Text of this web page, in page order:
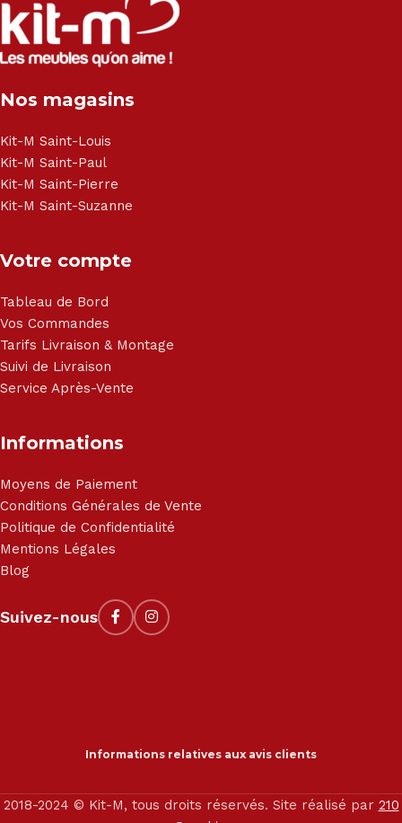
Canapé lit - Cuisine sur-mesure - Fauteuil - Armoire - Table
et chaise - Meuble de salle de bain - Literie - Lit - Bureau -
Électroménager - Télévision led - Réfrigérateur -
- Matelas - Hifi Hitachi, LG, Sharp, Philips, Bosh, Moulinex,
Haier, Sony, Cecotec, Westpoint, Dyson.
Nos magasins
Kit-M Saint-Louis
Kit-M Saint-Paul
Kit-M Saint-Pierre
Kit-M Saint-Suzanne
Votre compte
Tableau de Bord
Vos Commandes
Tarifs Livraison & Montage
Suivi de Livraison
Service Après-Vente
Informations
Moyens de Paiement
Conditions Générales de Vente
Politique de Confidentialité
Mentions Légales
Blog
Suivez-nous
Informations relatives aux avis clients
2018-2024 © Kit-M, tous droits réservés. Site réalisé par 210